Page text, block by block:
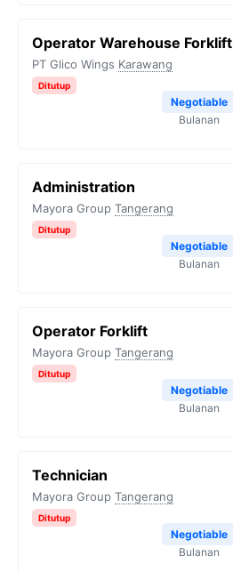
Operator Warehouse Forklift
PT Glico Wings Karawang
Ditutup
Negotiable
Bulanan
Administration
Mayora Group Tangerang
Ditutup
Negotiable
Bulanan
Operator Forklift
Mayora Group Tangerang
Ditutup
Negotiable
Bulanan
Technician
Mayora Group Tangerang
Ditutup
Negotiable
Bulanan